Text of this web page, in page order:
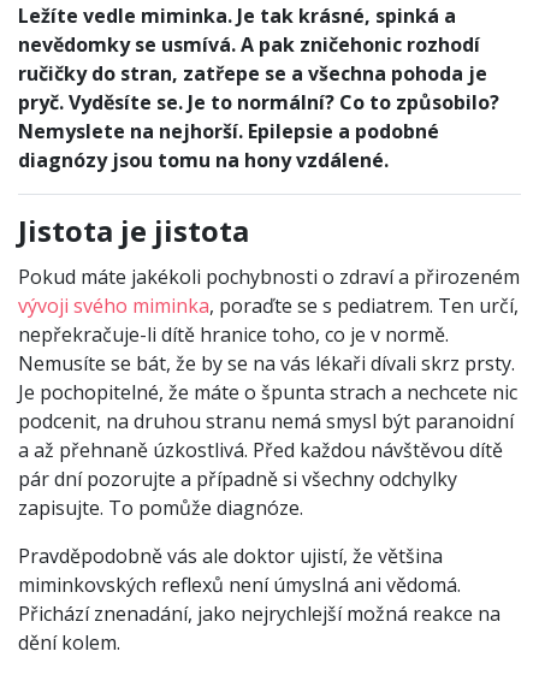
Ležíte vedle miminka. Je tak krásné, spinká a
nevědomky se usmívá. A pak zničehonic rozhodí
ručičky do stran, zatřepe se a všechna pohoda je
pryč. Vyděsíte se. Je to normální? Co to způsobilo?
Nemyslete na nejhorší. Epilepsie a podobné
diagnózy jsou tomu na hony vzdálené.
Jistota je jistota
Pokud máte jakékoli pochybnosti o zdraví a přirozeném
vývoji svého miminka, poraďte se s pediatrem. Ten určí,
nepřekračuje-li dítě hranice toho, co je v normě.
Nemusíte se bát, že by se na vás lékaři dívali skrz prsty.
Je pochopitelné, že máte o špunta strach a nechcete nic
podcenit, na druhou stranu nemá smysl být paranoidní
a až přehnaně úzkostlivá. Před každou návštěvou dítě
pár dní pozorujte a případně si všechny odchylky
zapisujte. To pomůže diagnóze.
Pravděpodobně vás ale doktor ujistí, že většina
miminkovských reflexů není úmyslná ani vědomá.
Přichází znenadání, jako nejrychlejší možná reakce na
dění kolem.